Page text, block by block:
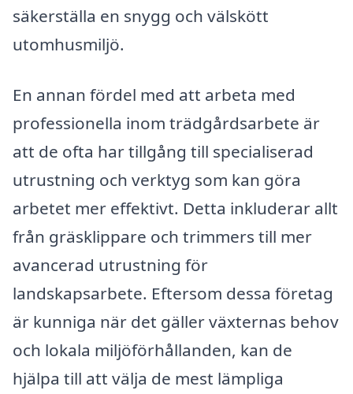
säkerställa en snygg och välskött
utomhusmiljö.
En annan fördel med att arbeta med
professionella inom trädgårdsarbete är
att de ofta har tillgång till specialiserad
utrustning och verktyg som kan göra
arbetet mer effektivt. Detta inkluderar allt
från gräsklippare och trimmers till mer
avancerad utrustning för
landskapsarbete. Eftersom dessa företag
är kunniga när det gäller växternas behov
och lokala miljöförhållanden, kan de
hjälpa till att välja de mest lämpliga